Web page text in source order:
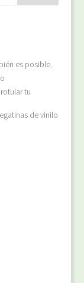
es posible.
tu
de vinilo